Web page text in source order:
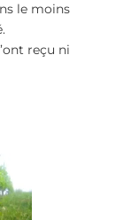
le moins
reçu ni